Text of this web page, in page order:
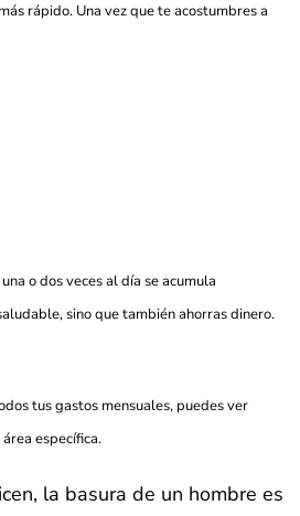
rápido. Una vez que te acostumbres a
o dos veces al día se acumula
sino que también ahorras dinero.
tus gastos mensuales, puedes ver
específica.
la basura de un hombre es